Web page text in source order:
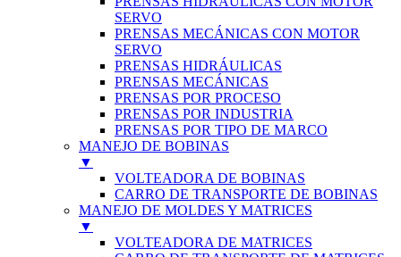
SERVO
PRENSAS MECÁNICAS CON MOTOR
SERVO
PRENSAS HIDRÁULICAS
PRENSAS MECÁNICAS
PRENSAS POR PROCESO
PRENSAS POR INDUSTRIA
PRENSAS POR TIPO DE MARCO
MANEJO DE BOBINAS
▼
VOLTEADORA DE BOBINAS
CARRO DE TRANSPORTE DE BOBINAS
MANEJO DE MOLDES Y MATRICES
▼
VOLTEADORA DE MATRICES